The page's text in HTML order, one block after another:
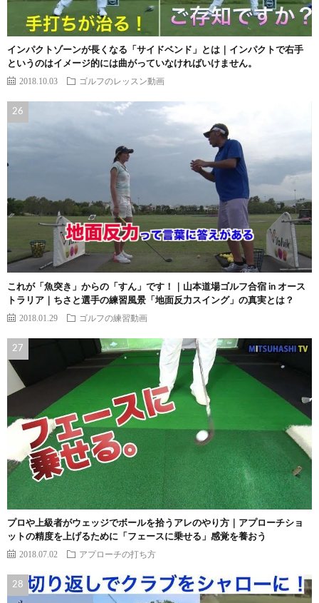
インパクトゾーンが長くなる「サイドベンド」とは｜インパクトで右手
というのはイメージ的には曲がっていなければいけません。
2018.10.03 ゴルフのレッスン動画
これが「魚突き」からの「すん」です！｜山本道場ゴルフ合宿 in オース
トラリア｜ちさと選手の練習風景「地面反力スイング」の真実とは？
2018.01.29 ゴルフの練習動画
プロや上級者がウェッジでボールを拾うアレのやり方｜アプローチショ
ットの精度を上げるために「フェースに乗せる」感覚を養おう
2018.07.02 アプローチの打ち方